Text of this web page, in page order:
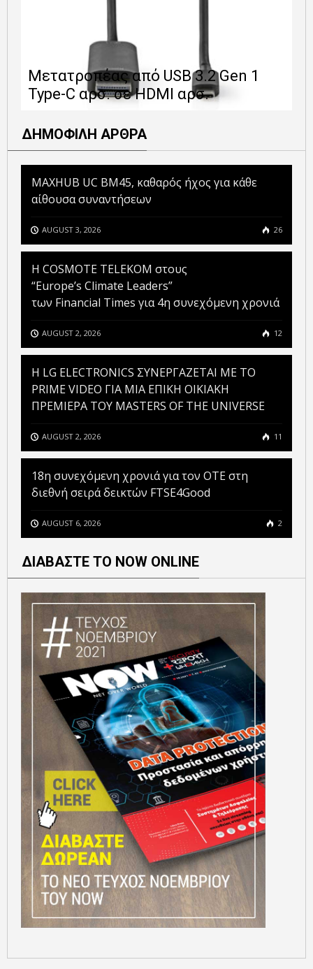
Μετατροπέας από USB 3.2 Gen 1
Type-C αρσ. σε HDMI αρσ.
ΔΗΜΟΦΙΛΗ ΑΡΘΡΑ
MAXHUB UC BM45, καθαρός ήχος για κάθε
αίθουσα συναντήσεων
AUGUST 3, 2026 26
Η COSMOTE TELEKOM στους
“Europe’s Climate Leaders”
των Financial Times για 4η συνεχόμενη χρονιά
AUGUST 2, 2026 12
H LG ELECTRONICS ΣΥΝΕΡΓΑΖΕΤΑΙ ΜΕ ΤΟ
PRIME VIDEO ΓΙΑ ΜΙΑ ΕΠΙΚΗ ΟΙΚΙΑΚΗ
ΠΡΕΜΙΕΡΑ ΤΟΥ MASTERS OF THE UNIVERSE
AUGUST 2, 2026 11
18η συνεχόμενη χρονιά για τον ΟΤΕ στη
διεθνή σειρά δεικτών FTSE4Good
AUGUST 6, 2026 2
ΔΙΑΒΑΣΤΕ ΤΟ NOW ONLINE